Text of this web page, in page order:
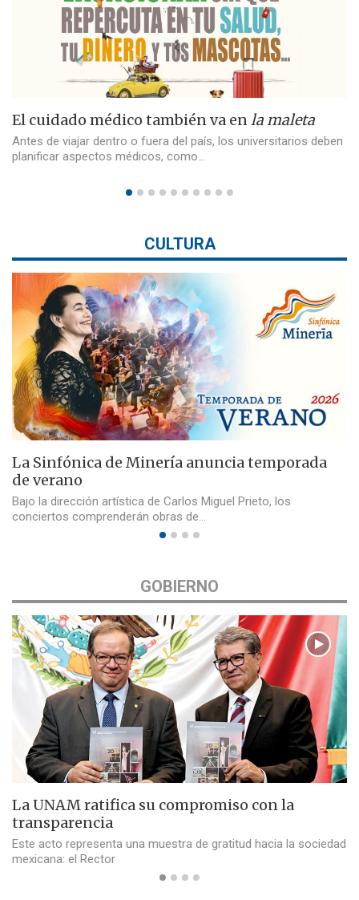
El cuidado médico también va en la maleta
Antes de viajar dentro o fuera del país, los universitarios deben
planificar aspectos médicos, como…
CULTURA
La Sinfónica de Minería anuncia temporada
de verano
Bajo la dirección artística de Carlos Miguel Prieto, los
conciertos comprenderán obras de…
GOBIERNO
La UNAM ratifica su compromiso con la
transparencia
Este acto representa una muestra de gratitud hacia la sociedad
mexicana: el Rector